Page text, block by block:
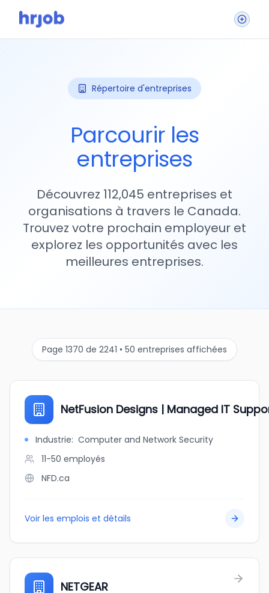
Répertoire d'entreprises
Parcourir les
entreprises
Découvrez 112,045 entreprises et
organisations à travers le Canada.
Trouvez votre prochain employeur et
explorez les opportunités avec les
meilleures entreprises.
Page 1370 de 2241 • 50 entreprises affichées
NetFusion Designs | Managed IT
Industrie: Computer and Network Security
11-50 employés
NFD.ca
Voir les emplois et détails
NETGEAR